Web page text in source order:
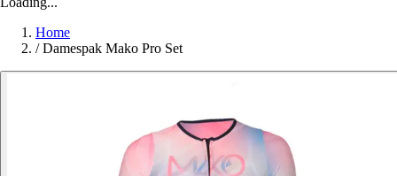
Home
/ Damespak Mako Pro Set